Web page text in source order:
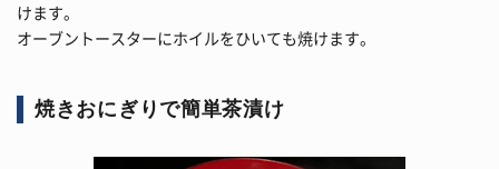
けます。
オーブントースターにホイルをひいても焼けます。
焼きおにぎりで簡単茶漬け